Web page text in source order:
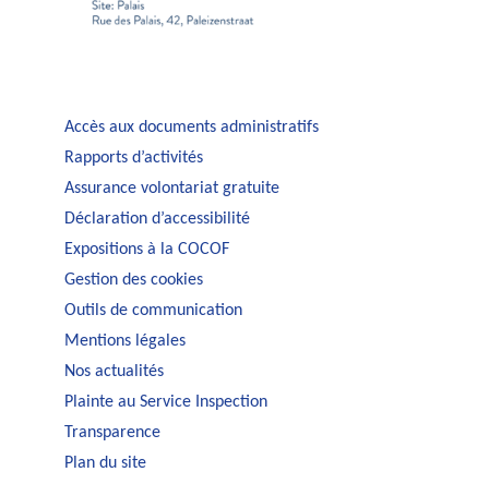
Accès aux documents administratifs
Rapports d’activités
Assurance volontariat gratuite
Déclaration d’accessibilité
Expositions à la COCOF
Gestion des cookies
Outils de communication
Mentions légales
Nos actualités
Plainte au Service Inspection
Transparence
Plan du site